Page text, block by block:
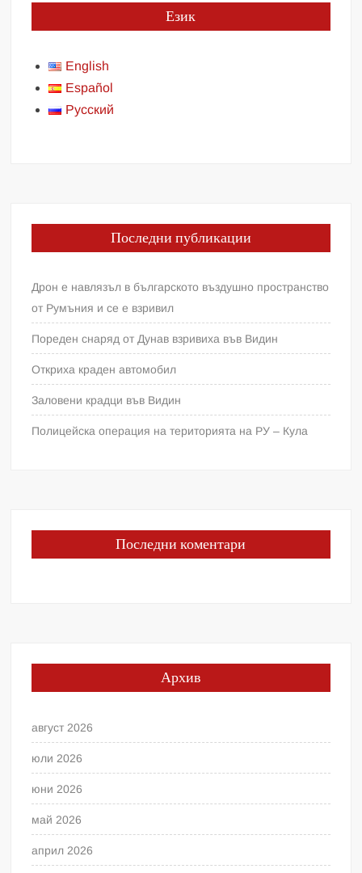
Език
English
Español
Русский
Последни публикации
Дрон е навлязъл в българското въздушно пространство
от Румъния и се е взривил
Пореден снаряд от Дунав взривиха във Видин
Откриха краден автомобил
Заловени крадци във Видин
Полицейска операция на територията на РУ – Кула
Последни коментари
Архив
август 2026
юли 2026
юни 2026
май 2026
април 2026